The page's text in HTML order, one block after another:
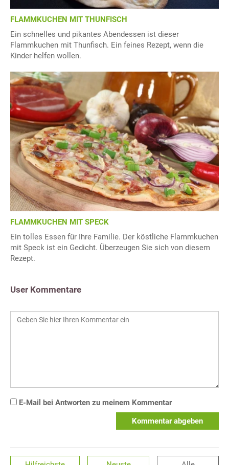
FLAMMKUCHEN MIT THUNFISCH
Ein schnelles und pikantes Abendessen ist dieser
Flammkuchen mit Thunfisch. Ein feines Rezept, wenn die
Kinder helfen wollen.
FLAMMKUCHEN MIT SPECK
Ein tolles Essen für Ihre Familie. Der köstliche Flammkuchen
mit Speck ist ein Gedicht. Überzeugen Sie sich von diesem
Rezept.
User Kommentare
E-Mail bei Antworten zu meinem Kommentar
Kommentar abgeben